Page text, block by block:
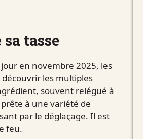
tasse
en novembre 2025, les
les multiples
souvent relégué à
à une variété de
par le déglaçage. Il est
feu.